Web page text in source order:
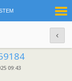
09:43